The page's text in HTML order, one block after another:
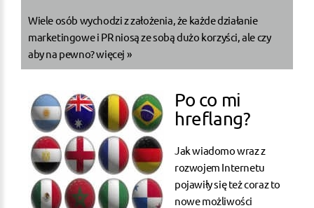
Wiele osób wychodzi z założenia, że każde działanie
marketingowe i PR niosą ze sobą dużo korzyści, ale czy
aby na pewno?więcej »
Po co mi
hreflang?
Jak wiadomo wraz z
rozwojem Internetu
pojawiły się też coraz to
nowe możliwości